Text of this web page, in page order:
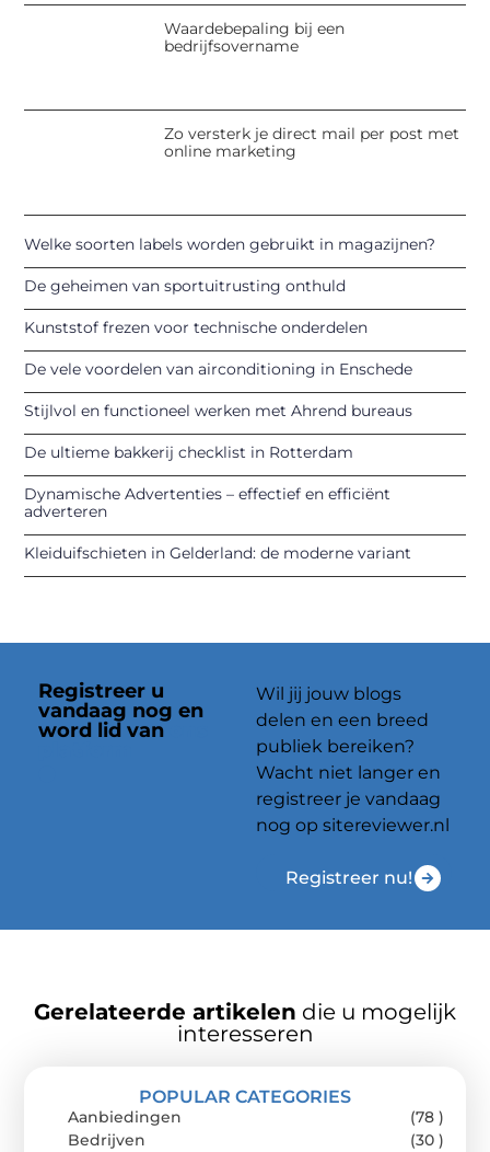
Waardebepaling bij een
bedrijfsovername
Zo versterk je direct mail per post met
online marketing
Welke soorten labels worden gebruikt in magazijnen?
De geheimen van sportuitrusting onthuld
Kunststof frezen voor technische onderdelen
De vele voordelen van airconditioning in Enschede
Stijlvol en functioneel werken met Ahrend bureaus
De ultieme bakkerij checklist in Rotterdam
Dynamische Advertenties – effectief en efficiënt
adverteren
Kleiduifschieten in Gelderland: de moderne variant
Registreer u
vandaag nog en
word lid van
Wil jij jouw blogs
delen en een breed
publiek bereiken?
Wacht niet langer en
registreer je vandaag
nog op sitereviewer.nl
Registreer nu!
Gerelateerde artikelen die u mogelijk
interesseren
POPULAR CATEGORIES
Aanbiedingen
(78 )
Bedrijven
(30 )